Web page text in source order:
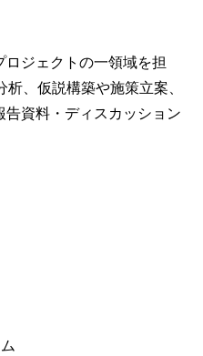
ジェクトの一領域を担
、仮説構築や施策立案、
告資料・ディスカッション